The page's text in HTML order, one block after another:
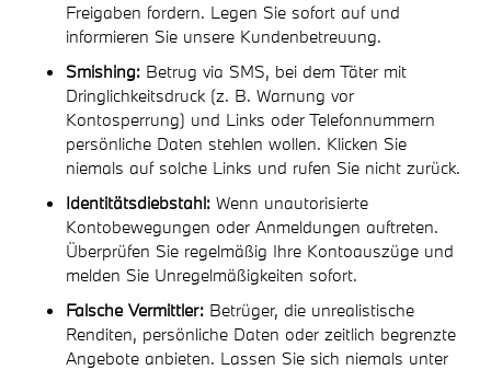
Freigaben fordern. Legen Sie sofort auf und
informieren Sie unsere Kundenbetreuung.
Smishing: Betrug via SMS, bei dem Täter mit
Dringlichkeitsdruck (z. B. Warnung vor
Kontosperrung) und Links oder Telefonnummern
persönliche Daten stehlen wollen. Klicken Sie
niemals auf solche Links und rufen Sie nicht zurück.
Identitätsdiebstahl: Wenn unautorisierte
Kontobewegungen oder Anmeldungen auftreten.
Überprüfen Sie regelmäßig Ihre Kontoauszüge und
melden Sie Unregelmäßigkeiten sofort.
Falsche Vermittler: Betrüger, die unrealistische
Renditen, persönliche Daten oder zeitlich begrenzte
Angebote anbieten. Lassen Sie sich niemals unter